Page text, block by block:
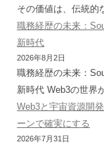
その価値は、伝統
職務経歴の未来：
新時代
2026年8月2日
職務経歴の未来：
新時代 Web3の世界
Web3と宇宙資源開
ーンで確実にする
2026年7月31日